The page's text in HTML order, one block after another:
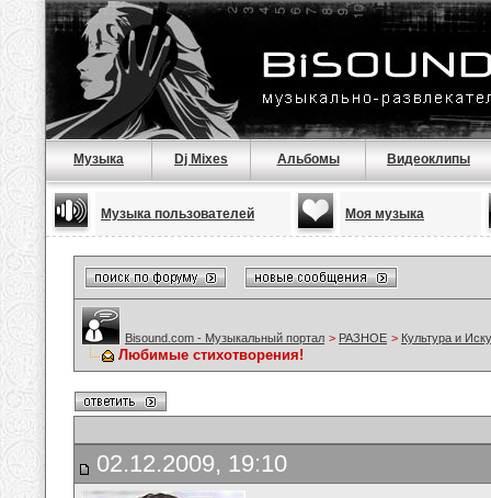
Музыка Dj Mixes Альбомы Видеоклипы
Музыка пользователей Моя музыка
Bisound.com - Музыкальный портал > РАЗНОЕ > Культура и
Любимые стихотворения!
02.12.2009, 19:10